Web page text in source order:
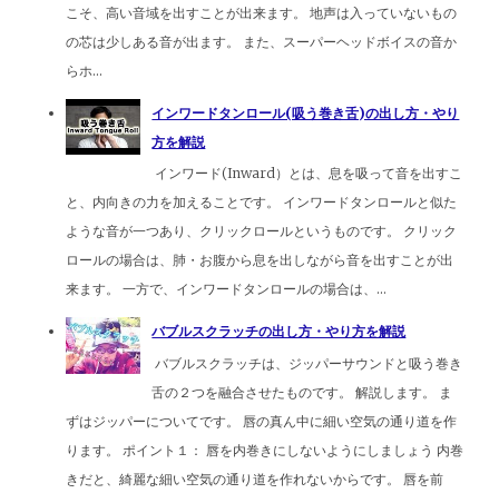
こそ、高い音域を出すことが出来ます。 地声は入っていないもの
の芯は少しある音が出ます。 また、スーパーヘッドボイスの音か
らホ...
インワードタンロール(吸う巻き舌)の出し方・やり
方を解説
インワード(Inward）とは、息を吸って音を出すこ
と、内向きの力を加えることです。 インワードタンロールと似た
ような音が一つあり、クリックロールというものです。 クリック
ロールの場合は、肺・お腹から息を出しながら音を出すことが出
来ます。 一方で、インワードタンロールの場合は、...
バブルスクラッチの出し方・やり方を解説
バブルスクラッチは、ジッパーサウンドと吸う巻き
舌の２つを融合させたものです。 解説します。 ま
ずはジッパーについてです。 唇の真ん中に細い空気の通り道を作
ります。 ポイント１： 唇を内巻きにしないようにしましょう 内巻
きだと、綺麗な細い空気の通り道を作れないからです。 唇を前